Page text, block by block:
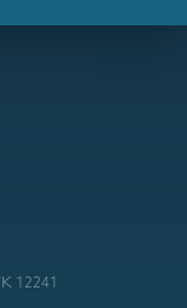
12241